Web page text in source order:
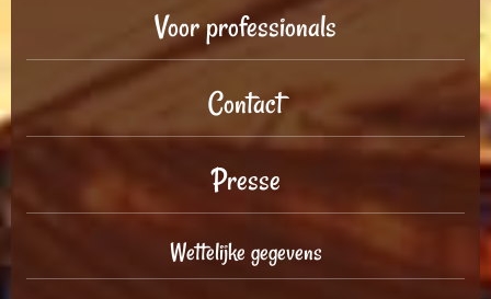
Voor professionals
Contact
Presse
Wettelijke gegevens